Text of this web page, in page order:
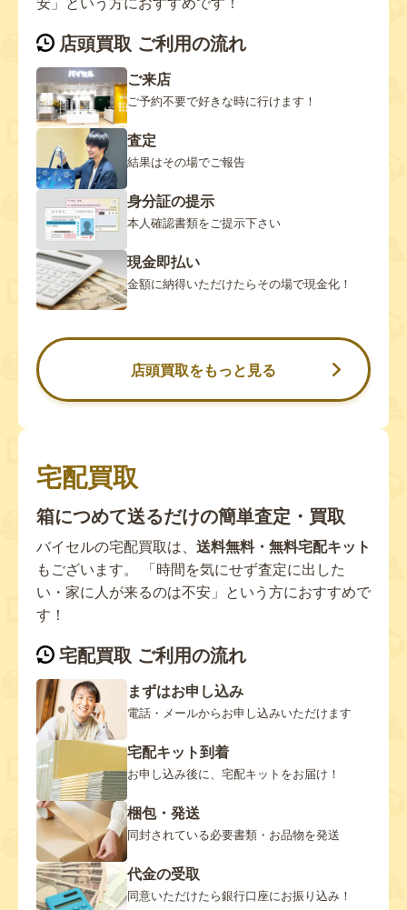
店頭買取 ご利用の流れ
ご来店
ご予約不要で好きな時に行けます！
査定
結果はその場でご報告
身分証の提示
本人確認書類をご提示下さい
現金即払い
金額に納得いただけたらその場で現金化！
店頭買取をもっと見る
宅配買取
箱につめて送るだけの簡単査定・買取
バイセルの宅配買取は、 送料無料・無料宅配キット
もございます。 「時間を気にせず査定に出した
い・家に人が来るのは不安」という方におすすめで
す！
宅配買取 ご利用の流れ
まずはお申し込み
電話・メールからお申し込みいただけます
宅配キット到着
お申し込み後に、宅配キットをお届け！
梱包・発送
同封されている必要書類・お品物を発送
代金の受取
同意いただけたら銀行口座にお振り込み！